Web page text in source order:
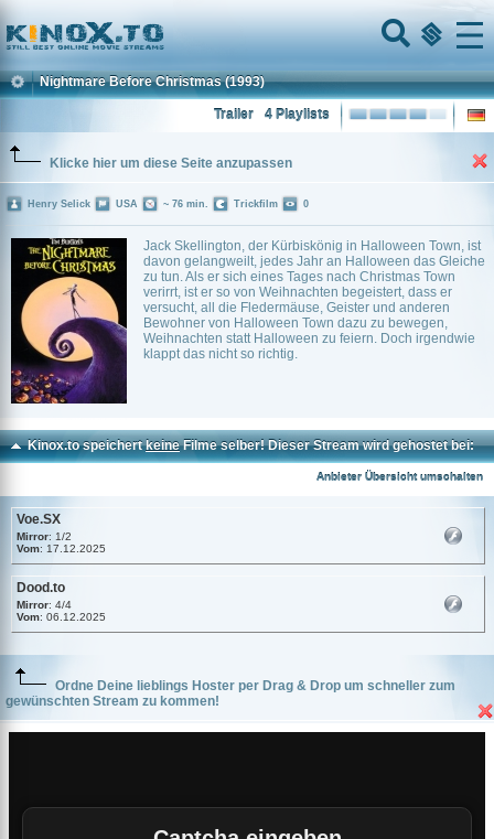
Home
Menu
Nightmare Before Christmas (1993)
4 Playlists
Trailer
Klicke hier um diese Seite anzupassen
Jack Skellington, der Kürbiskönig in Halloween Town, ist
davon gelangweilt, jedes Jahr an Halloween das Gleiche
zu tun. Als er sich eines Tages nach Christmas Town
verirrt, ist er so von Weihnachten begeistert, dass er
versucht, all die Fledermäuse, Geister und anderen
Bewohner von Halloween Town dazu zu bewegen,
Weihnachten statt Halloween zu feiern. Doch irgendwie
klappt das nicht so richtig.
Henry Selick USA ~ 76 min. Trickfilm 0
Kinox.to speichertkeineFilme selber! Dieser Stream wird gehostet bei:
Anbieter Übersicht umschalten
Voe.SX
Mirror: 1/2
Vom: 17.12.2025
Dood.to
Mirror: 4/4
Vom: 06.12.2025
Ordne Deine lieblings Hoster per Drag & Drop um schneller zum
gewünschten Stream zu kommen!